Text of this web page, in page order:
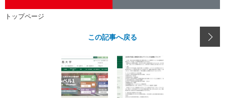
トップページ
この記事へ戻る